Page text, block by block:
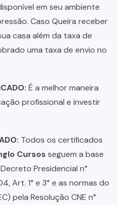
em seu ambiente
Caso Queira receber
casa além da taxa de
uma taxa de envio no
É a melhor maneira
profissional e investir
Todos os certificados
Cursos seguem a base
Presidencial n°
Art. 1° e 3° e as normas do
pela Resolução CNE n°